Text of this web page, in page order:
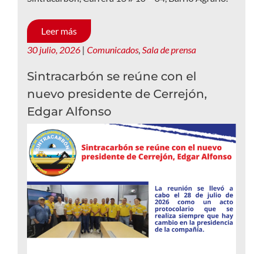
Leer más
30 julio, 2026 | Comunicados, Sala de prensa
Sintracarbón se reúne con el
nuevo presidente de Cerrejón,
Edgar Alfonso